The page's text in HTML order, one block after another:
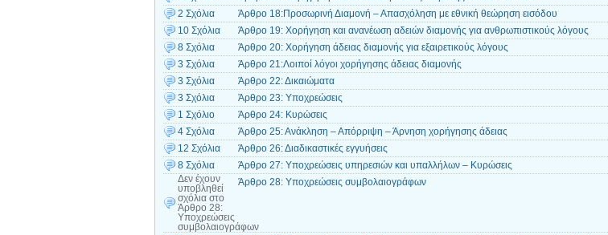
2 Σχόλια
Άρθρο 18:Προσωρινή Διαμονή – Απασχόληση με εθνική θεώρηση εισόδου
10 Σχόλια
Άρθρο 19: Χορήγηση και ανανέωση αδειών διαμονής για ανθρωπιστικούς λόγους
8 Σχόλια
Άρθρο 20: Χορήγηση άδειας διαμονής για εξαιρετικούς λόγους
3 Σχόλια
Άρθρο 21:Λοιποί λόγοι χορήγησης άδειας διαμονής
3 Σχόλια
Άρθρο 22: Δικαιώματα
3 Σχόλια
Άρθρο 23: Υποχρεώσεις
1 Σχόλιο
Άρθρο 24: Κυρώσεις
4 Σχόλια
Άρθρο 25: Ανάκληση – Απόρριψη – Άρνηση χορήγησης άδειας
12 Σχόλια
Άρθρο 26: Διαδικαστικές εγγυήσεις
8 Σχόλια
Άρθρο 27: Υποχρεώσεις υπηρεσιών και υπαλλήλων – Κυρώσεις
Δεν έχουν
υποβληθεί
σχόλια στο
Άρθρο 28:
Υποχρεώσεις
συμβολαιογράφων
Άρθρο 28: Υποχρεώσεις συμβολαιογράφων